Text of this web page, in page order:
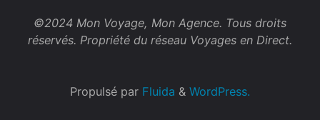
©2024 Mon Voyage, Mon Agence. Tous droits
réservés. Propriété du réseau Voyages en Direct.
Propulsé par Fluida & WordPress.